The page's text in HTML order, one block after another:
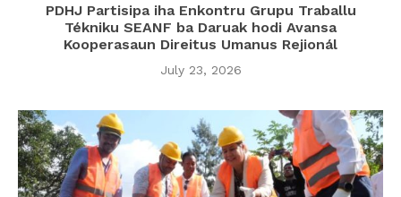
PDHJ Partisipa iha Enkontru Grupu Traballu
Tékniku SEANF ba Daruak hodi Avansa
Kooperasaun Direitus Umanus Rejionál
July 23, 2026